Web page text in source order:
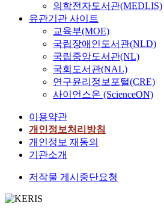
의학전자도서관(MEDLIS)
유관기관 사이트
교육부(MOE)
국립장애인도서관(NLD)
국립중앙도서관(NL)
국회도서관(NAL)
연구윤리정보포털(CRE)
사이언스온 (ScienceON)
이용약관
개인정보처리방침
개인정보 재동의
기관소개
저작물 게시중단요청